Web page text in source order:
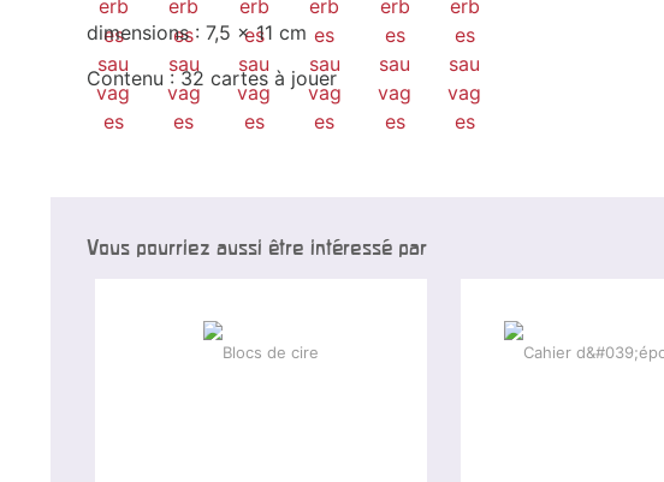
dimensions : 7,5 x 11 cm
Contenu : 32 cartes à jouer
Vous pourriez aussi être intéressé par